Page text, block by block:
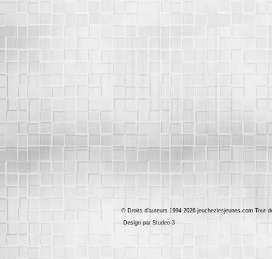
© Droits d’auteurs 1994-2026 jeuchezlesjeunes.com Tout
Design par Studeo-3